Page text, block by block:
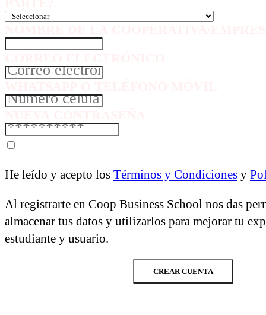
He leído y acepto los Términos y Condiciones y
Al registrarte en Coop Business School nos das
almacenar tus datos y utilizarlos para mejorar tu
estudiante y usuario.
CREAR CUENTA